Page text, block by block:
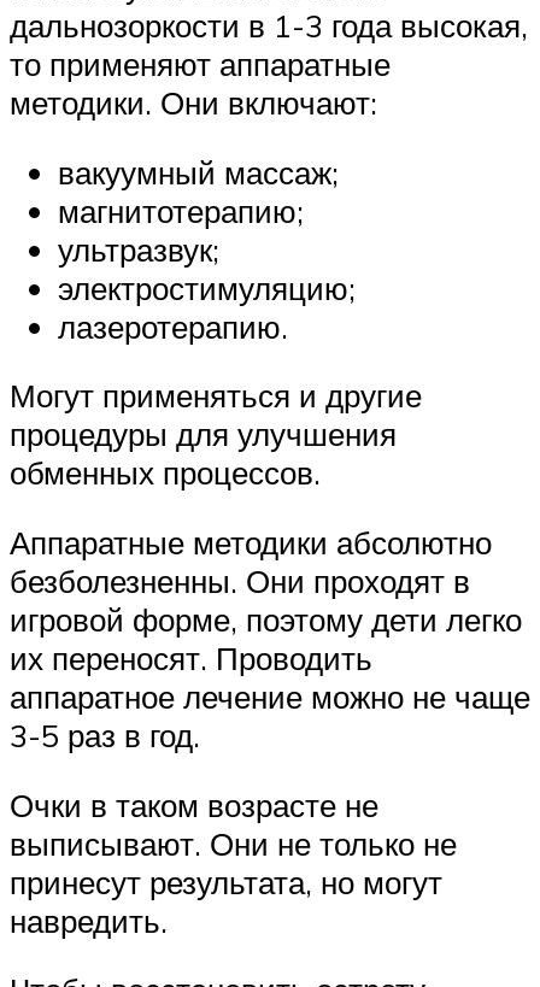
дальнозоркости в 1-3 года высокая,
то применяют аппаратные
методики. Они включают:
вакуумный массаж;
магнитотерапию;
ультразвук;
электростимуляцию;
лазеротерапию.
Могут применяться и другие
процедуры для улучшения
обменных процессов.
Аппаратные методики абсолютно
безболезненны. Они проходят в
игровой форме, поэтому дети легко
их переносят. Проводить
аппаратное лечение можно не чаще
3-5 раз в год.
Очки в таком возрасте не
выписывают. Они не только не
принесут результата, но могут
навредить.